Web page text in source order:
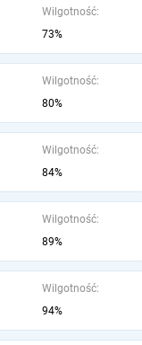
Wilgotność:
73%
Wilgotność:
80%
Wilgotność:
84%
Wilgotność:
89%
Wilgotność:
94%